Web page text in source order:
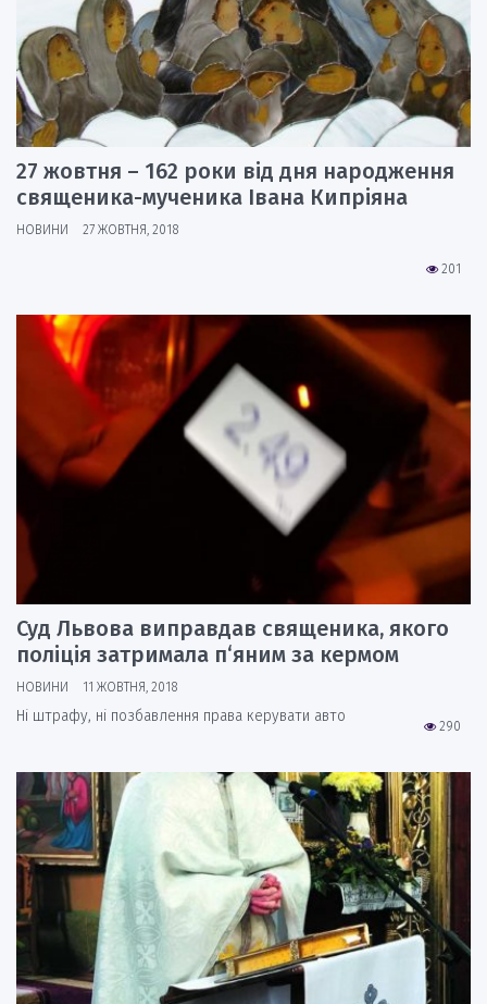
27 жовтня – 162 роки від дня народження
священика-мученика Івана Кипріяна
НОВИНИ 27 ЖОВТНЯ, 2018
201
Суд Львова виправдав священика, якого
поліція затримала п‘яним за кермом
НОВИНИ 11 ЖОВТНЯ, 2018
290
Ні штрафу, ні позбавлення права керувати авто